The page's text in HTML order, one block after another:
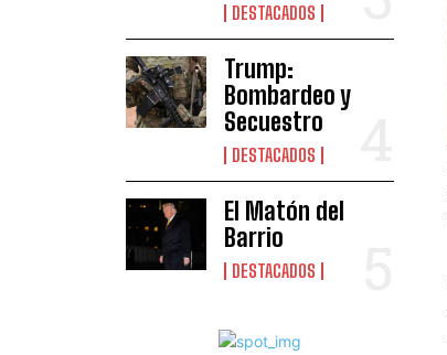
DESTACADOS
Trump:
Bombardeo y
Secuestro
DESTACADOS
El Matón del
Barrio
DESTACADOS